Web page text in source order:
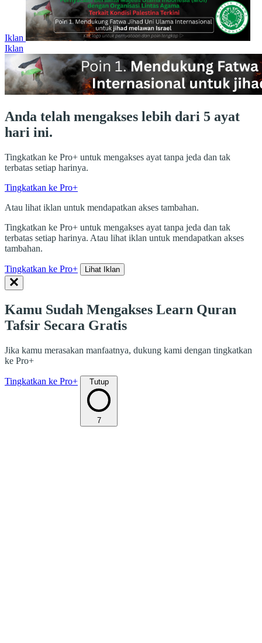
Iklan
Iklan
Anda telah mengakses lebih dari 5 ayat
hari ini.
Tingkatkan ke Pro+ untuk mengakses ayat tanpa jeda dan tak
terbatas setiap harinya.
Tingkatkan ke Pro+
Atau lihat iklan untuk mendapatkan akses tambahan.
Tingkatkan ke Pro+ untuk mengakses ayat tanpa jeda dan tak
terbatas setiap harinya. Atau lihat iklan untuk mendapatkan akses
tambahan.
Tingkatkan ke Pro+ Lihat Iklan
Kamu Sudah Mengakses Learn Quran
Tafsir Secara Gratis
Jika kamu merasakan manfaatnya, dukung kami dengan tingkatkan
ke Pro+
Tingkatkan ke Pro+ Tutup
7